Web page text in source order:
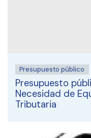
Presupuesto público
Presupuesto
Necesidad de
Tributaria